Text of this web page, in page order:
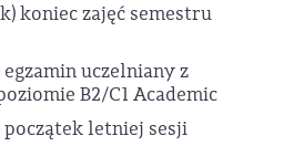
koniec zajęć semestru
egzamin uczelniany z
B2/C1 Academic
początek letniej sesji